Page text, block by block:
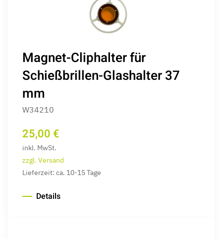
Magnet-Cliphalter für
Schießbrillen-Glashalter 37
mm
W34210
25,00 €
inkl. MwSt.
zzgl. Versand
Lieferzeit: ca. 10-15 Tage
Details